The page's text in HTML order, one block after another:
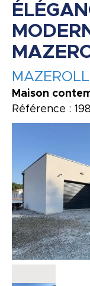
Maison
Référence : 198